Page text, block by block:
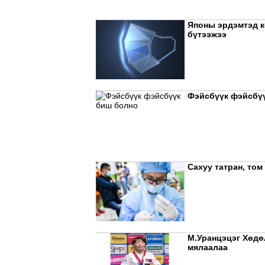
Японы эрдэмтэд
бүтээжээ
Фэйсбүүк
Сахуу татран,
М.Уранцэцэг
мялаалаа